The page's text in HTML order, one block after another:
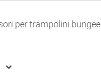
per trampolini bungee